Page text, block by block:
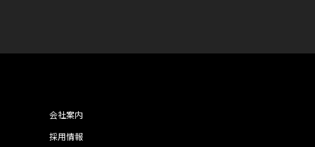
会社案内
採用情報